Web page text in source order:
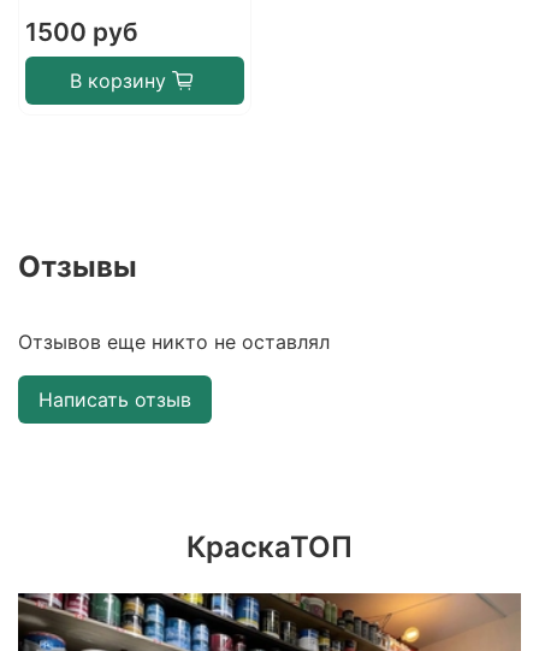
1500 руб
В корзину
Отзывы
Отзывов еще никто не оставлял
Написать отзыв
КраскаТОП